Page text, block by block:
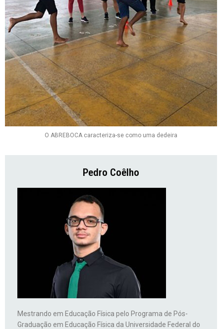
O ABREBOCA caracteriza-se como uma dedeira
Pedro Coêlho
Mestrando em Educação Física pelo Programa de Pós-
Graduação em Educação Física da Universidade Federal do